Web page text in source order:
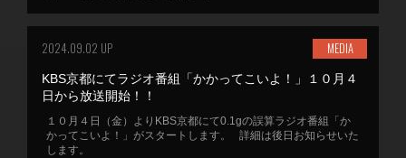
2024.09.02 UP MEDIA
KBS京都にてラジオ番組「かかってこいよ！」１０月４
日から放送開始！！
１０月４日（金）よりKBS京都にて0.1gの誤算ラジオ番組「か
かってこいよ！」がスタートします。 詳細は後日お知らせいた
します。